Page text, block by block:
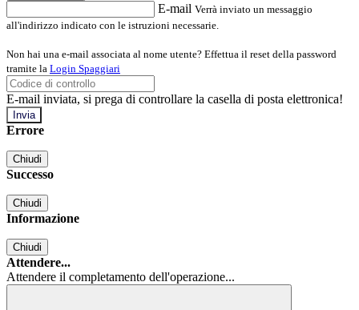
E-mail Verrà inviato un messaggio
all'indirizzo indicato con le istruzioni necessarie.
Non hai una e-mail associata al nome utente? Effettua il reset della password
tramite la Login Spaggiari
E-mail inviata, si prega di controllare la casella di posta elettronica!
Errore
Chiudi
Successo
Chiudi
Informazione
Chiudi
Attendere...
Attendere il completamento dell'operazione...